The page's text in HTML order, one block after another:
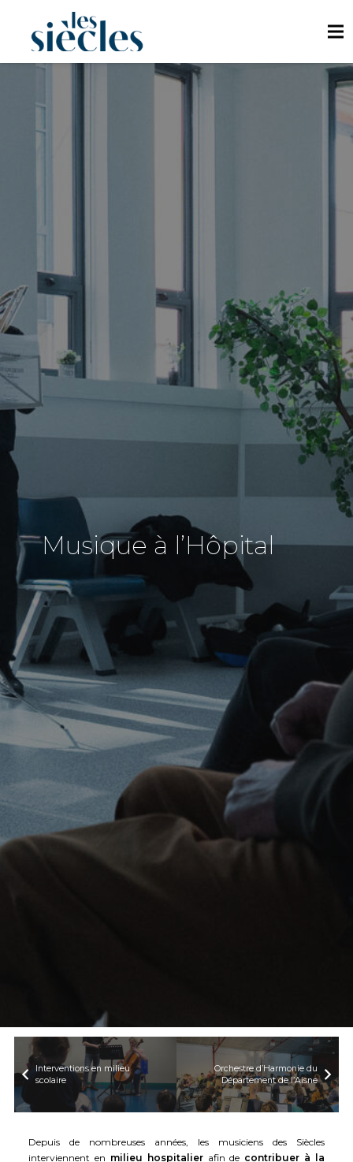
Musique à l’Hôpital
Interventions en milieu
scolaire
Orchestre d’Harmonie du
Département de l’Aisne
Depuis de nombreuses années, les musiciens des Siècles
interviennent en milieu hospitalier afin de contribuer à la